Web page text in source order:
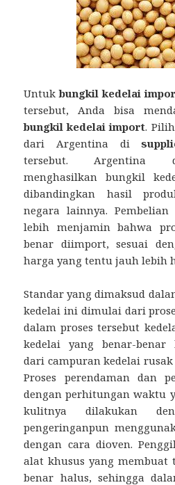
Untukbungkil kedelai
tersebut, Anda bisa
bungkil kedelai import.
dari Argentina di
tersebut. Argentina
menghasilkan bungkil
dibandingkan hasil
negara lainnya.
lebih menjamin bahwa
benar diimport, sesuai
harga yang tentu jauh lebih
Standar yang dimaksud
kedelai ini dimulai dari
dalam proses tersebut
kedelai yang benar-benar
dari campuran kedelai
Proses perendaman dan
dengan perhitungan waktu
kulitnya dilakukan
pengeringanpun
dengan cara dioven.
alat khusus yang membuat
benar halus, sehingga